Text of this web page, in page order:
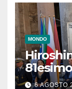
MONDO
monito
6 AGOSTO